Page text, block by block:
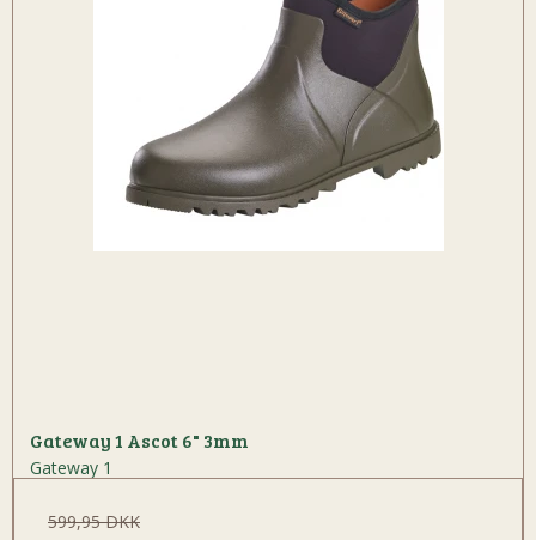
Gateway 1 Ascot 6" 3mm
Gateway 1
599,95 DKK